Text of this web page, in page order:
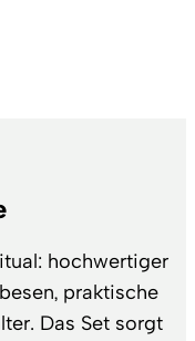
hochwertiger
praktische
Das Set sorgt